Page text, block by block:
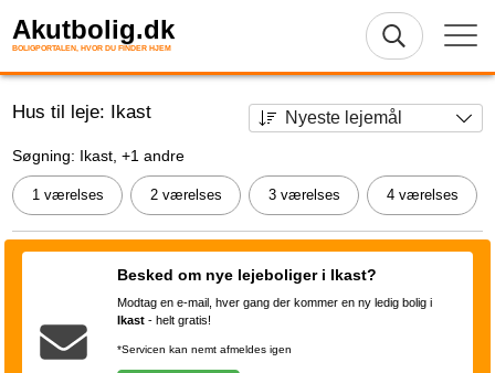
Akutbolig.dk
BOLIGPORTALEN, HVOR DU FINDER HJEM
Hus til leje: Ikast
Søgning: Ikast, +1 andre
1 værelses 2 værelses 3 værelses 4 værelses
Besked om nye lejeboliger i Ikast?
Modtag en e-mail, hver gang der kommer en ny ledig bolig i
Ikast - helt gratis!
*Servicen kan nemt afmeldes igen